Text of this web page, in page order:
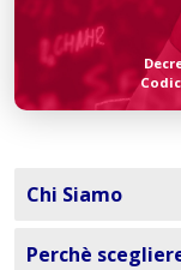
Chi Siamo
Perchè